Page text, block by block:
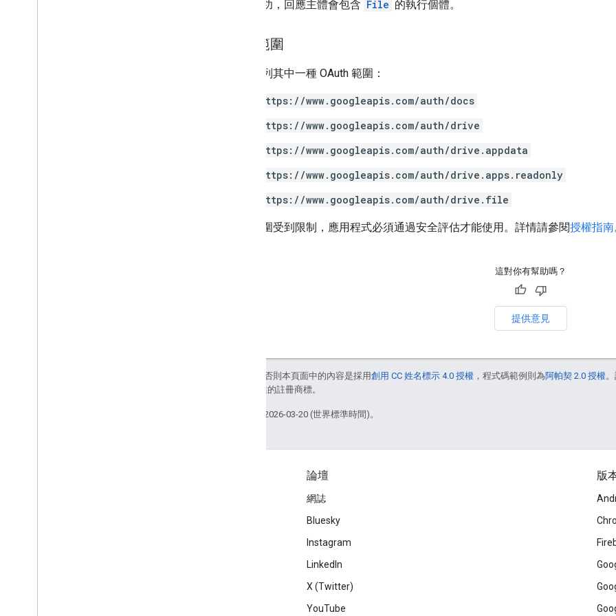
如果成功，回應主體會包含 File 的執行個體。
授權範圍
需要下列其中一種 OAuth 範圍：
https://www.googleapis.com/auth/docs
https://www.googleapis.com/auth/drive
https://www.googleapis.com/auth/drive.appdata
https://www.googleapis.com/auth/drive.apps.readonly
https://www.googleapis.com/auth/drive.file
部分範圍受到限制，應用程式必須通過安全評估才能使用。詳情請參閱授權指南
這對你有幫助嗎？
提供意見
除非另有註明，否則本頁面中的內容是採用創用 CC 姓名標示 4.0 授權 ，程式碼範例則為阿帕契 2.0 授權
和/或其關聯企業的註冊商標。
上次更新時間：2026-03-20 (世界標準時間)。
論壇
網誌
Bluesky
Instagram
LinkedIn
X (Twitter)
YouTube
版